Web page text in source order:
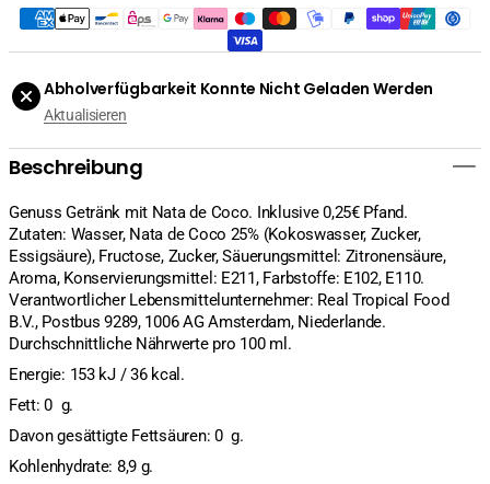
Kokosgelee,
Mogu
Mogu,
verringern
Kokosgelee,
Mogu
Mogu,
erhöhen
Abholverfügbarkeit Konnte Nicht Geladen Werden
Aktualisieren
Beschreibung
Genuss Getränk mit Nata de Coco. Inklusive 0,25€ Pfand.
Zutaten: Wasser, Nata de Coco 25% (Kokoswasser, Zucker,
Essigsäure), Fructose, Zucker, Säuerungsmittel: Zitronensäure,
Aroma, Konservierungsmittel: E211, Farbstoffe: E102, E110.
Verantwortlicher Lebensmittelunternehmer: Real Tropical Food
B.V., Postbus 9289, 1006 AG Amsterdam, Niederlande.
Durchschnittliche Nährwerte pro 100 ml.
Energie: 153 kJ / 36 kcal.
Fett: 0 g.
Davon gesättigte Fettsäuren: 0 g.
Kohlenhydrate: 8,9 g.